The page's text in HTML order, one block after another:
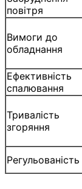
повітря
Вимоги до
обладнання
Ефективність
спалювання
Тривалість
згоряння
Регульованість